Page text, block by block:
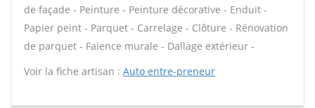
de façade - Peinture - Peinture décorative - Enduit -
Papier peint - Parquet - Carrelage - Clôture - Rénovation
de parquet - Faïence murale - Dallage extérieur -
Voir la fiche artisan : Auto entre-preneur